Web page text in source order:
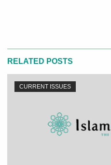
RELATED POSTS
CURRENT ISSUES